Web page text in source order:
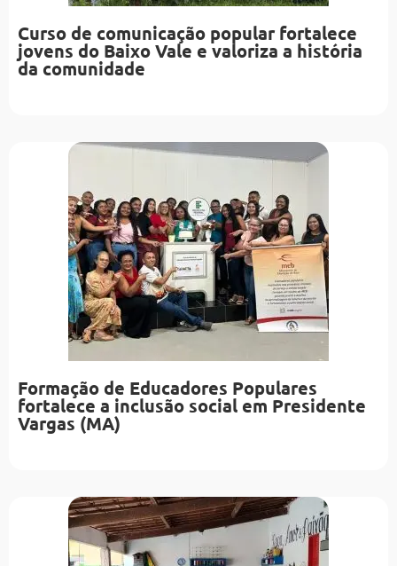
Curso de comunicação popular fortalece
jovens do Baixo Vale e valoriza a história
da comunidade
Formação de Educadores Populares
fortalece a inclusão social em Presidente
Vargas (MA)